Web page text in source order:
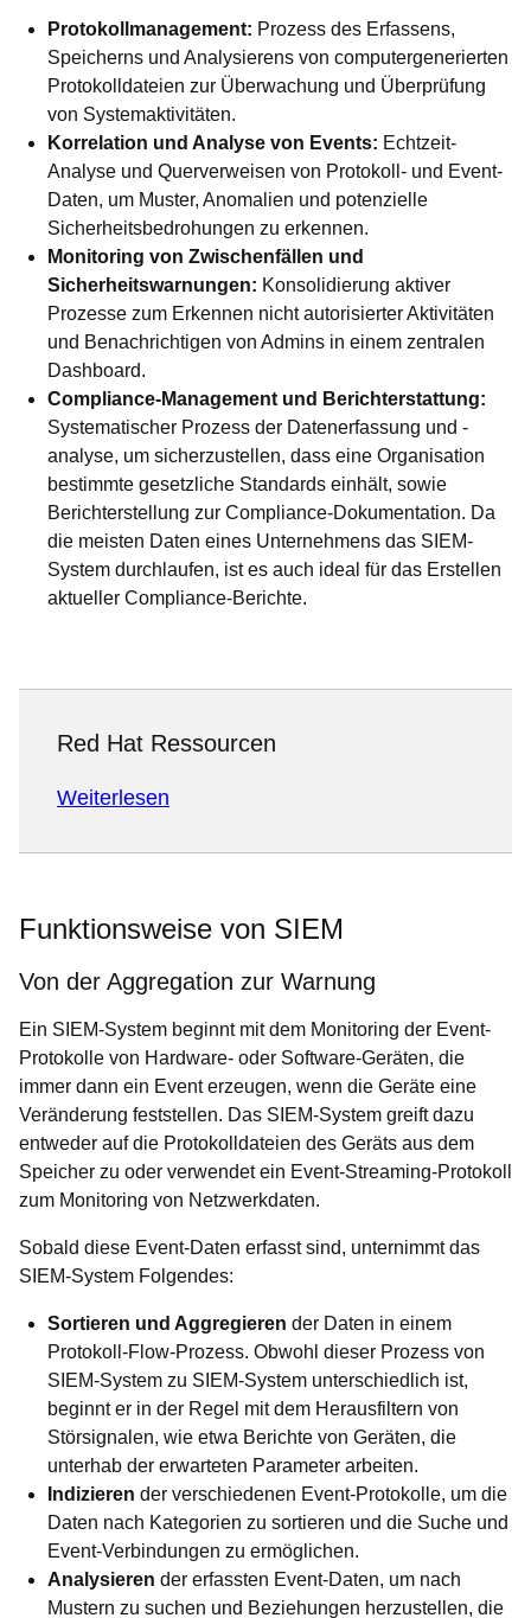
Protokollmanagement: Prozess des Erfassens,
Speicherns und Analysierens von computergenerierten
Protokolldateien zur Überwachung und Überprüfung
von Systemaktivitäten.
Korrelation und Analyse von Events: Echtzeit-
Analyse und Querverweisen von Protokoll- und Event-
Daten, um Muster, Anomalien und potenzielle
Sicherheitsbedrohungen zu erkennen.
Monitoring von Zwischenfällen und
Sicherheitswarnungen: Konsolidierung aktiver
Prozesse zum Erkennen nicht autorisierter Aktivitäten
und Benachrichtigen von Admins in einem zentralen
Dashboard.
Compliance-Management und Berichterstattung:
Systematischer Prozess der Datenerfassung und -
analyse, um sicherzustellen, dass eine Organisation
bestimmte gesetzliche Standards einhält, sowie
Berichterstellung zur Compliance-Dokumentation. Da
die meisten Daten eines Unternehmens das SIEM-
System durchlaufen, ist es auch ideal für das Erstellen
aktueller Compliance-Berichte.
Red Hat Ressourcen
Weiterlesen
Funktionsweise von SIEM
Von der Aggregation zur Warnung
Ein SIEM-System beginnt mit dem Monitoring der Event-
Protokolle von Hardware- oder Software-Geräten, die
immer dann ein Event erzeugen, wenn die Geräte eine
Veränderung feststellen. Das SIEM-System greift dazu
entweder auf die Protokolldateien des Geräts aus dem
Speicher zu oder verwendet ein Event-Streaming-Protokoll
zum Monitoring von Netzwerkdaten.
Sobald diese Event-Daten erfasst sind, unternimmt das
SIEM-System Folgendes:
Sortieren und Aggregieren der Daten in einem
Protokoll-Flow-Prozess. Obwohl dieser Prozess von
SIEM-System zu SIEM-System unterschiedlich ist,
beginnt er in der Regel mit dem Herausfiltern von
Störsignalen, wie etwa Berichte von Geräten, die
unterhab der erwarteten Parameter arbeiten.
Indizieren der verschiedenen Event-Protokolle, um die
Daten nach Kategorien zu sortieren und die Suche und
Event-Verbindungen zu ermöglichen.
Analysieren der erfassten Event-Daten, um nach
Mustern zu suchen und Beziehungen herzustellen, die